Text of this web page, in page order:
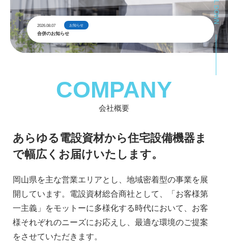
2026.08.07 お知らせ
合併のお知らせ
COMPANY
会社概要
あらゆる電設資材から住宅設備機器ま
で幅広くお届けいたします。
岡山県を主な営業エリアとし、地域密着型の事業を展
開しています。電設資材総合商社として、「お客様第
一主義」をモットーに多様化する時代において、お客
様それぞれのニーズにお応えし、最適な環境のご提案
をさせていただきます。